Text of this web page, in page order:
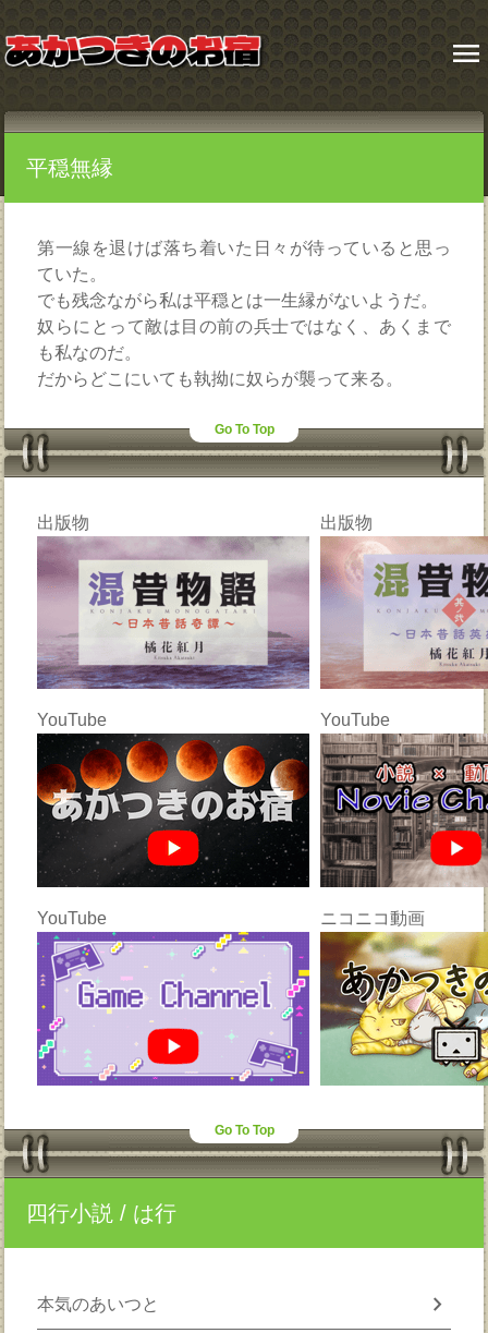
menu
平穏無縁
第一線を退けば落ち着いた日々が待っていると思っ
ていた。
でも残念ながら私は平穏とは一生縁がないようだ。
奴らにとって敵は目の前の兵士ではなく、あくまで
も私なのだ。
だからどこにいても執拗に奴らが襲って来る。
Go To Top
出版物 出版物
YouTube YouTube
YouTube ニコニコ動画
Go To Top
四行小説 / は行
本気のあいつと chevron_right